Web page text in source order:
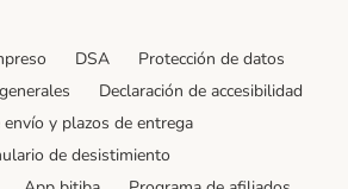
DSA
Protección de datos
Declaración de accesibilidad
envío y plazos de entrega
de desistimiento